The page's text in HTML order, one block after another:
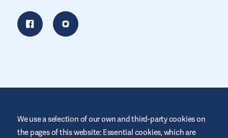
We use a selection of our own and third-party cookies on
the pages of this website: Essential cookies, which are